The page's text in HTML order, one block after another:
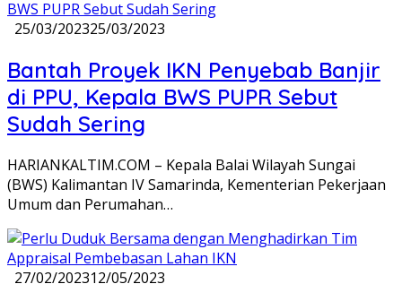
25/03/202325/03/2023
Bantah Proyek IKN Penyebab Banjir
di PPU, Kepala BWS PUPR Sebut
Sudah Sering
HARIANKALTIM.COM – Kepala Balai Wilayah Sungai
(BWS) Kalimantan IV Samarinda, Kementerian Pekerjaan
Umum dan Perumahan…
27/02/202312/05/2023